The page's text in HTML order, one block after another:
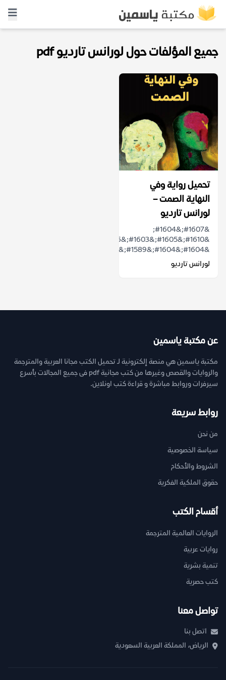
جميع المؤلفات حول لورانس تارديو pdf
تحميل رواية وفي
النهاية الصمت –
لورانس تارديو
&#1607;&#1604;
&#1604;&#1604;&#1589;&#1605;&#1578;...
لورانس تارديو
عن مكتبة ياسمين
مكتبة ياسمين هي منصة إلكترونية لـ تحميل الكتب مجانا العربية والمترجمة
والروايات والقصص وغيرها من كتب مجانية pdf فى جميع المجالات بأسرع
سيرفرات وروابط مباشرة و قراءة كتب اونلاين.
روابط سريعة
من نحن
سياسة الخصوصية
الشروط والأحكام
حقوق الملكية الفكرية
أقسام الكتب
الروايات العالمية المترجمة
روايات عربية
تنمية بشرية
كتب حصرية
تواصل معنا
اتصل بنا
الرياض، المملكة العربية السعودية